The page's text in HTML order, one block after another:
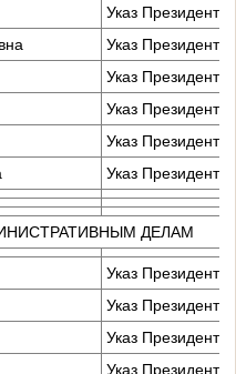
Указ
Указ
Указ
Указ
Указ
Указ
ДЕЛАМ
Указ
Указ
Указ
Указ